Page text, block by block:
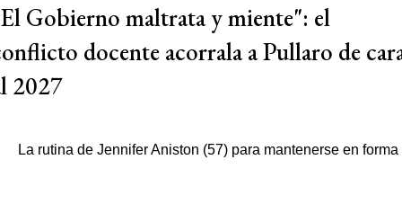
Gobierno maltrata y miente": el
docente acorrala a Pullaro de
2027